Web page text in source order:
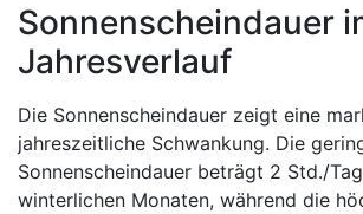
Sonnenscheindauer
Jahresverlauf
Die Sonnenscheindauer zeigt eine
jahreszeitliche Schwankung. Die
Sonnenscheindauer beträgt 2 Std./
winterlichen Monaten, während die